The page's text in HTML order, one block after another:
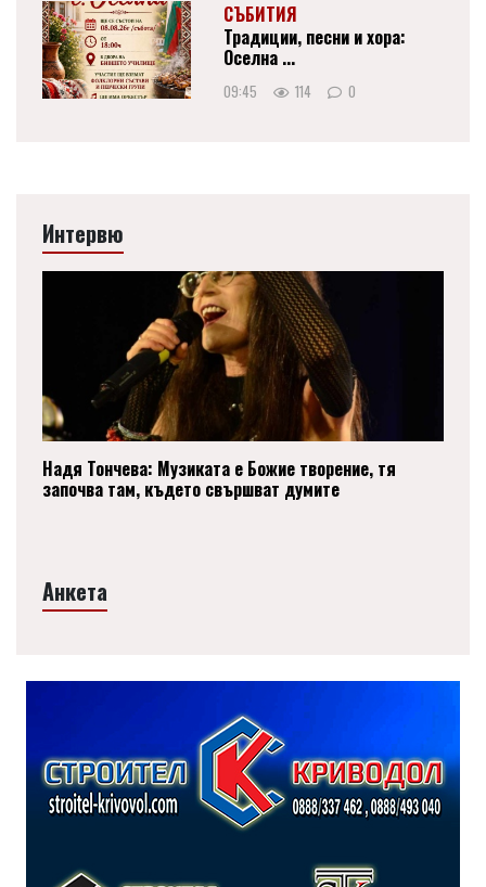
СЪБИТИЯ
Традиции, песни и хора:
Оселна ...
09:45 114 0
Интервю
Надя Тончева: Музиката е Божие творение, тя
започва там, където свършват думите
Анкета